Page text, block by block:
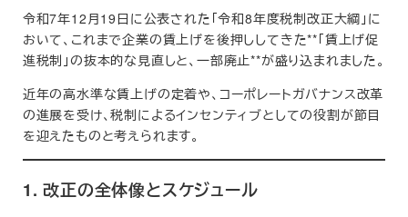
令和7年12月19日に公表された「令和8年度税制改正大綱」に
おいて、これまで企業の賃上げを後押ししてきた**「賃上げ促
進税制」の抜本的な見直しと、一部廃止**が盛り込まれました。
近年の高水準な賃上げの定着や、コーポレートガバナンス改革
の進展を受け、税制によるインセンティブとしての役割が節目
を迎えたものと考えられます。
1. 改正の全体像とスケジュール